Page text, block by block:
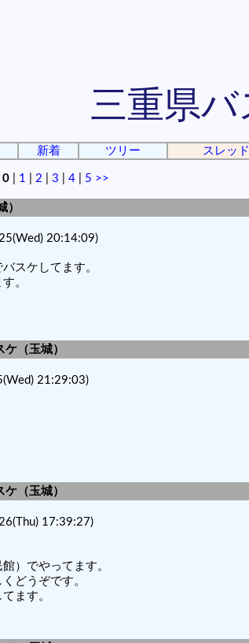
三重県
新着 ツリー スレッド
0 1 2 3 4 5 >>
）
20:14:09)
スケしてます。
。
（玉城）
21:29:03)
（玉城）
17:39:27)
）でやってます。
どうぞです。
ます。